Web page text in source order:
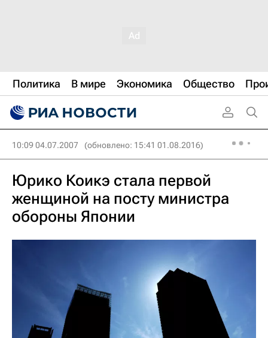
Политика В мире Экономика Общество
10:09 04.07.2007 (обновлено: 15:41 01.08.2016)
Юрико Коикэ стала первой
женщиной на посту министра
обороны Японии